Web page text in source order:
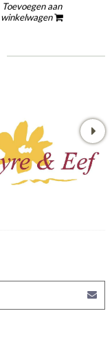
Toevoegen aan
winkelwagen